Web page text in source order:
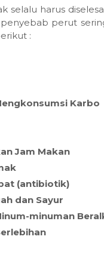
selalu harus
perut
:
Karbo
Jam Makan
(antibiotik)
dan Sayur
minuman